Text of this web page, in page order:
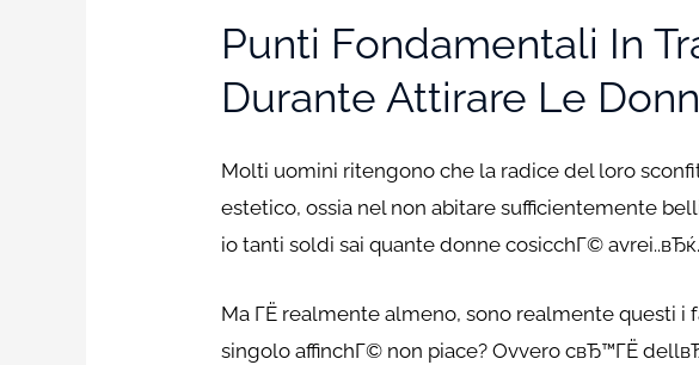
Punti Fondamentali In
Durante Attirare Le
Molti uomini ritengono che la radice del loro
estetico, ossia nel non abitare sufficientemente
io tanti soldi sai quante donne cosicchГ© avrei..вЂќ.
Ma ГЁ realmente almeno, sono realmente questi
singolo affinchГ© non piace? Ovvero cвЂ™ГЁ